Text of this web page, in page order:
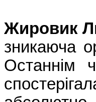
Жировик
зникаюча
Останнім